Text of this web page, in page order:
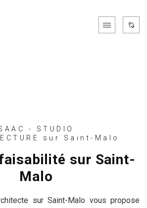
- STUDIO
sur Saint-Malo
sur Saint-
Malo
sur Saint-Malo vous propose